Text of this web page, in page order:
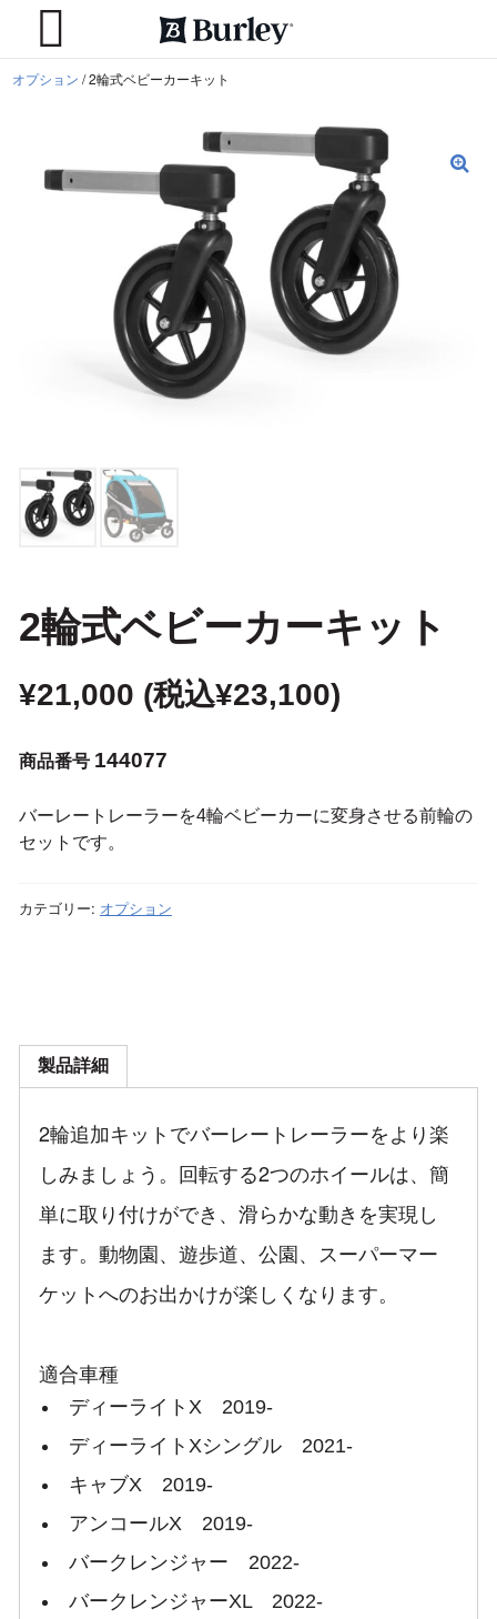
オプション /2輪式ベビーカーキット
2輪式ベビーカーキット
¥21,000 (税込¥23,100)
商品番号 144077
バーレートレーラーを4輪ベビーカーに変身させる前輪の
セットです。
カテゴリー: オプション
製品詳細
2輪追加キットでバーレートレーラーをより楽
しみましょう。回転する2つのホイールは、簡
単に取り付けができ、滑らかな動きを実現し
ます。動物園、遊歩道、公園、スーパーマー
ケットへのお出かけが楽しくなります。
適合車種
ディーライトX 2019-
ディーライトXシングル 2021-
キャブX 2019-
アンコールX 2019-
バークレンジャー 2022-
バークレンジャーXL 2022-